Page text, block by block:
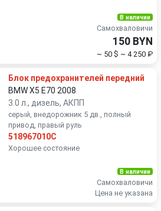
В наличии
Самохваловичи
150 BYN
~ 50 $ ~ 4 250 ₽
Блок предохранителей передний
BMW X5 E70 2008
3.0 л., дизель, АКПП
серый, внедорожник 5 дв., полный
привод, правый руль
518967010C
Хорошее состояние
В наличии
Самохваловичи
Цена не указана